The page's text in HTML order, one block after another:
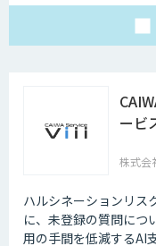
で、日々の壁打ちや調
※AIスライド作成など
「チームで業務を劇的
・5名様まで一律料金
で使い放題
スライドも自動作成
を最大化
ービ
株式会
ハルシネーションリス
に、未登録の質問につ
⽤の⼿間を低減するAI